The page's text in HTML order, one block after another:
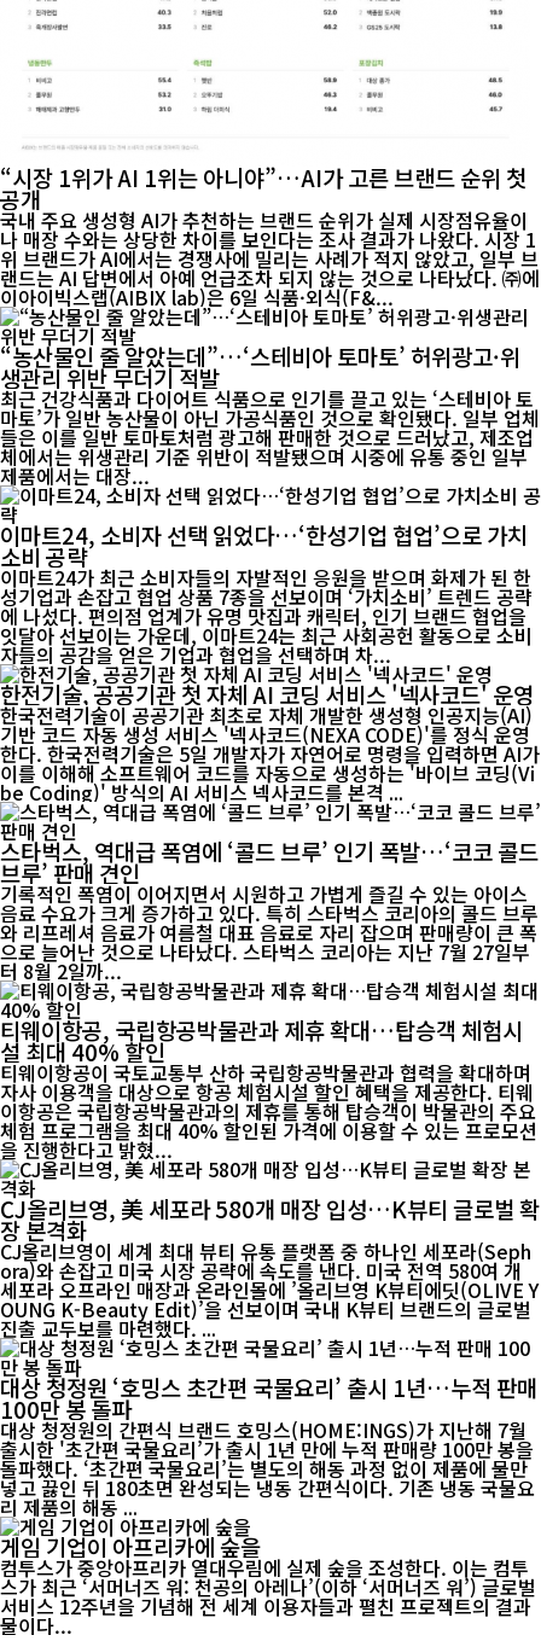
“시장 1위가 AI 1위는 아니야”…AI가 고른 브랜드 순위 첫
공개
국내 주요 생성형 AI가 추천하는 브랜드 순위가 실제 시장점유율이
나 매장 수와는 상당한 차이를 보인다는 조사 결과가 나왔다. 시장 1
위 브랜드가 AI에서는 경쟁사에 밀리는 사례가 적지 않았고, 일부 브
랜드는 AI 답변에서 아예 언급조차 되지 않는 것으로 나타났다. ㈜에
이아이빅스랩(AIBIX lab)은 6일 식품·외식(F&...
“농산물인 줄 알았는데”…‘스테비아 토마토’ 허위광고·위
생관리 위반 무더기 적발
최근 건강식품과 다이어트 식품으로 인기를 끌고 있는 ‘스테비아 토
마토’가 일반 농산물이 아닌 가공식품인 것으로 확인됐다. 일부 업체
들은 이를 일반 토마토처럼 광고해 판매한 것으로 드러났고, 제조업
체에서는 위생관리 기준 위반이 적발됐으며 시중에 유통 중인 일부
제품에서는 대장...
이마트24, 소비자 선택 읽었다…‘한성기업 협업’으로 가치
소비 공략
이마트24가 최근 소비자들의 자발적인 응원을 받으며 화제가 된 한
성기업과 손잡고 협업 상품 7종을 선보이며 ‘가치소비’ 트렌드 공략
에 나섰다. 편의점 업계가 유명 맛집과 캐릭터, 인기 브랜드 협업을
잇달아 선보이는 가운데, 이마트24는 최근 사회공헌 활동으로 소비
자들의 공감을 얻은 기업과 협업을 선택하며 차...
한전기술, 공공기관 첫 자체 AI 코딩 서비스 '넥사코드' 운영
한국전력기술이 공공기관 최초로 자체 개발한 생성형 인공지능(AI)
기반 코드 자동 생성 서비스 '넥사코드(NEXA CODE)'를 정식 운영
한다. 한국전력기술은 5일 개발자가 자연어로 명령을 입력하면 AI가
이를 이해해 소프트웨어 코드를 자동으로 생성하는 '바이브 코딩(Vi
be Coding)' 방식의 AI 서비스 넥사코드를 본격 ...
스타벅스, 역대급 폭염에 ‘콜드 브루’ 인기 폭발…‘코코 콜드
브루’ 판매 견인
기록적인 폭염이 이어지면서 시원하고 가볍게 즐길 수 있는 아이스
음료 수요가 크게 증가하고 있다. 특히 스타벅스 코리아의 콜드 브루
와 리프레셔 음료가 여름철 대표 음료로 자리 잡으며 판매량이 큰 폭
으로 늘어난 것으로 나타났다. 스타벅스 코리아는 지난 7월 27일부
터 8월 2일까...
티웨이항공, 국립항공박물관과 제휴 확대…탑승객 체험시
설 최대 40% 할인
티웨이항공이 국토교통부 산하 국립항공박물관과 협력을 확대하며
자사 이용객을 대상으로 항공 체험시설 할인 혜택을 제공한다. 티웨
이항공은 국립항공박물관과의 제휴를 통해 탑승객이 박물관의 주요
체험 프로그램을 최대 40% 할인된 가격에 이용할 수 있는 프로모션
을 진행한다고 밝혔...
CJ올리브영, 美 세포라 580개 매장 입성…K뷰티 글로벌 확
장 본격화
CJ올리브영이 세계 최대 뷰티 유통 플랫폼 중 하나인 세포라(Seph
ora)와 손잡고 미국 시장 공략에 속도를 낸다. 미국 전역 580여 개
세포라 오프라인 매장과 온라인몰에 ’올리브영 K뷰티에딧(OLIVE Y
OUNG K-Beauty Edit)’을 선보이며 국내 K뷰티 브랜드의 글로벌
진출 교두보를 마련했다. ...
대상 청정원 ‘호밍스 초간편 국물요리’ 출시 1년…누적 판매
100만 봉 돌파
대상 청정원의 간편식 브랜드 호밍스(HOME:INGS)가 지난해 7월
출시한 '초간편 국물요리’가 출시 1년 만에 누적 판매량 100만 봉을
돌파했다. ‘초간편 국물요리’는 별도의 해동 과정 없이 제품에 물만
넣고 끓인 뒤 180초면 완성되는 냉동 간편식이다. 기존 냉동 국물요
리 제품의 해동 ...
게임 기업이 아프리카에 숲을
컴투스가 중앙아프리카 열대우림에 실제 숲을 조성한다. 이는 컴투
스가 최근 ‘서머너즈 워: 천공의 아레나’(이하 ‘서머너즈 워’) 글로벌
서비스 12주년을 기념해 전 세계 이용자들과 펼친 프로젝트의 결과
물이다...